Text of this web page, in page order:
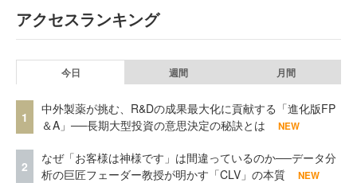
アクセスランキング
今日 週間 月間
1
中外製薬が挑む、R&Dの成果最大化に貢献する「進化版FP
＆A」──長期大型投資の意思決定の秘訣とは
NEW
2
なぜ「お客様は神様です」は間違っているのか──データ分
析の巨匠フェーダー教授が明かす「CLV」の本質
NEW